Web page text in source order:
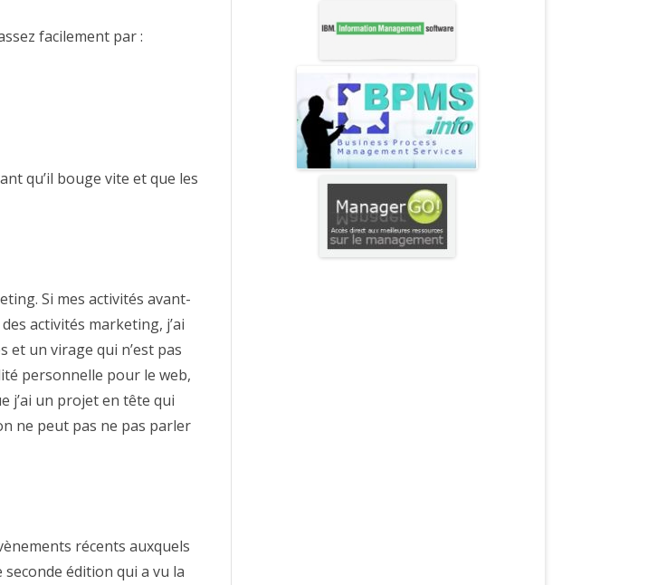
facilement par :
qu’il bouge vite et que les
Si mes activités avant-
activités marketing, j’ai
et un virage qui n’est pas
personnelle pour le web,
j’ai un projet en tête qui
ne peut pas ne pas parler
récents auxquels
édition qui a vu la